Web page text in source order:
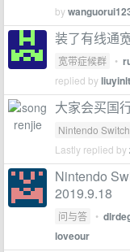
by
装了有线通
宽带症候群 •
replied by
大家会买国
Nintendo Switch
Lastly replied by
Nintendo
2019.9.18
问与答 •
loveour